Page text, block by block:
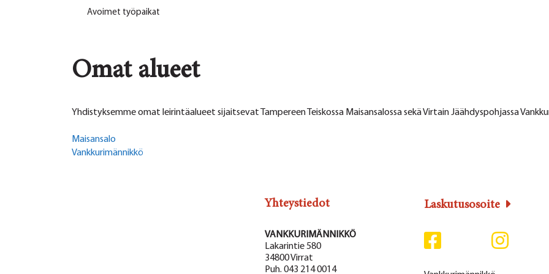
Avoimet työpaikat
Omat alueet
Yhdistyksemme omat leirintäalueet sijaitsevat Tampereen Teiskossa Maisansalossa sekä Virtain Jäähdyspohjassa
Maisansalo
Vankkurimännikkö
Yhteystiedot
VANKKURIMÄNNIKKÖ
Lakarintie 580
34800 Virrat
Puh. 043 214 0014
Laskutusosoite